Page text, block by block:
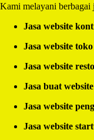
Kami melayani berbagai
Jasa website
Jasa website
Jasa website
Jasa buat
Jasa website
Jasa website